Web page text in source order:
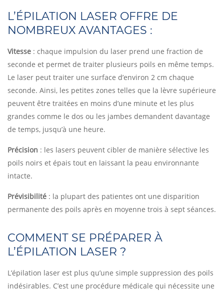
L’ÉPILATION LASER OFFRE DE
NOMBREUX AVANTAGES :
Vitesse : chaque impulsion du laser prend une fraction de
seconde et permet de traiter plusieurs poils en même temps.
Le laser peut traiter une surface d’environ 2 cm chaque
seconde. Ainsi, les petites zones telles que la lèvre supérieure
peuvent être traitées en moins d’une minute et les plus
grandes comme le dos ou les jambes demandent davantage
de temps, jusqu’à une heure.
Précision : les lasers peuvent cibler de manière sélective les
poils noirs et épais tout en laissant la peau environnante
intacte.
Prévisibilité : la plupart des patientes ont une disparition
permanente des poils après en moyenne trois à sept séances.
COMMENT SE PRÉPARER À
L’ÉPILATION LASER ?
L’épilation laser est plus qu’une simple suppression des poils
indésirables. C’est une procédure médicale qui nécessite une